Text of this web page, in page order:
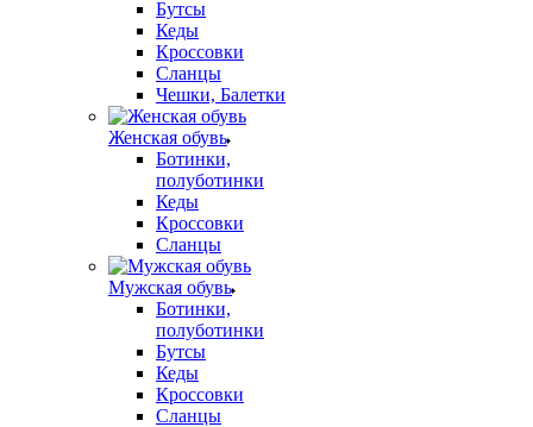
Бутсы
Кеды
Кроссовки
Сланцы
Чешки, Балетки
Женская обувь
Ботинки,
полуботинки
Кеды
Кроссовки
Сланцы
Мужская обувь
Ботинки,
полуботинки
Бутсы
Кеды
Кроссовки
Сланцы